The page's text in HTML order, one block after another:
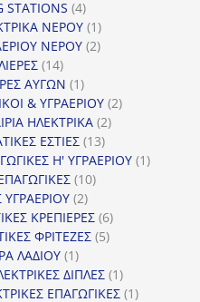
STATIONS 44
προϊόντα
ΝΕΡΟΥ 11
προϊόν
ΝΕΡΟΥ 22
1414
προϊόντα
ΑΥΓΩΝ 11
προϊόν
& ΥΓΡΑΕΡΙΟΥ 22
ΗΛΕΚΤΡΙΚΑ 22
ΕΣΤΙΕΣ 1313
προϊόντα
Η' ΥΓΡΑΕΡΙΟΥ 11
1010
ΥΓΡΑΕΡΙΟΥ 22
προϊόντα
ΚΡΕΠΙΕΡΕΣ 66
προϊόντα
ΦΡΙΤΕΖΕΣ 55
ΛΑΔΙΟΥ 11
προϊόν
ΔΙΠΛΕΣ 11
προϊόν
ΕΠΑΓΩΓΙΚΕΣ 11